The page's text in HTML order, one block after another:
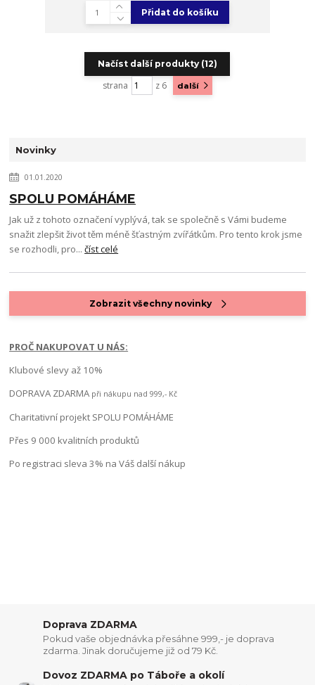
Přidat do košíku
Načíst další produkty (12)
strana z 6 další
Novinky
01.01.2020
SPOLU POMÁHÁME
Jak už z tohoto označení vyplývá, tak se společně s Vámi budeme
snažit zlepšit život těm méně šťastným zvířátkům. Pro tento krok jsme
se rozhodli, pro...číst celé
Zobrazit všechny novinky
PROČ NAKUPOVAT U NÁS:
Klubové slevy až 10%
DOPRAVA ZDARMA při nákupu nad 999,- Kč
Charitativní projekt SPOLU POMÁHÁME
Přes 9 000 kvalitních produktů
Po registraci sleva 3% na Váš další nákup
Doprava ZDARMA
Pokud vaše objednávka přesáhne 999,- je doprava
zdarma. Jinak doručujeme již od 79 Kč.
Dovoz ZDARMA po Táboře a okolí